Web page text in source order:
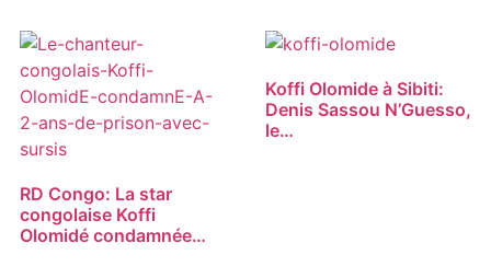
RD Congo: La star
congolaise Koffi
Olomidé condamnée…
Koffi Olomide à Sibiti:
Denis Sassou N’Guesso,
le…